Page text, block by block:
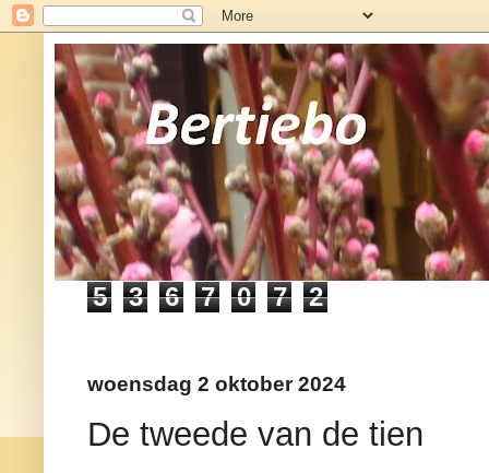
5 3 6 7 0 7 2
woensdag 2 oktober 2024
De tweede van de tien